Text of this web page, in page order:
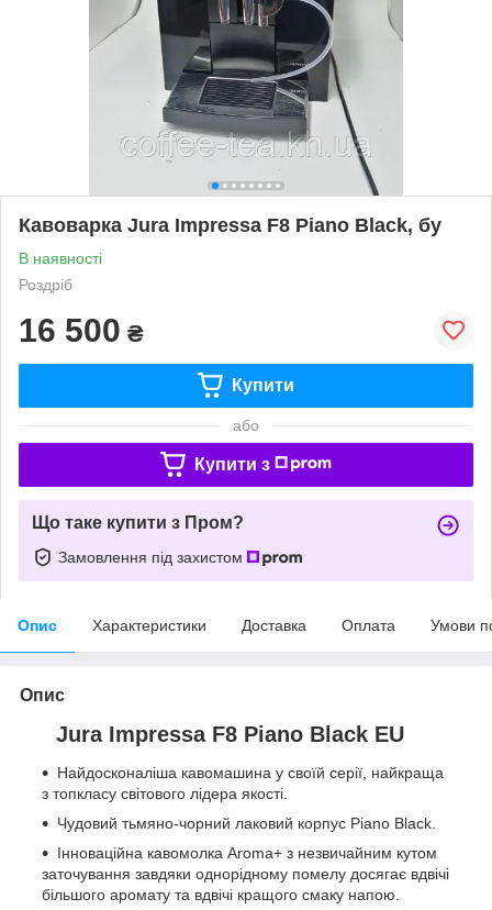
Кавоварка Jura Impressa F8 Piano Black, бу
В наявності
Роздріб
16 500 ₴
Купити
або
Купити з
Що таке купити з Пром?
Замовлення під захистом
Опис Характеристики Доставка Оплата Умови
Опис
Jura Impressa F8 Piano Black EU
Найдосконаліша кавомашина у своїй серії, найкраща
з топкласу світового лідера якості.
Чудовий тьмяно-чорний лаковий корпус Piano Black.
Інноваційна кавомолка Aroma+ з незвичайним кутом
заточування завдяки однорідному помелу досягає вдвічі
більшого аромату та вдвічі кращого смаку напою.